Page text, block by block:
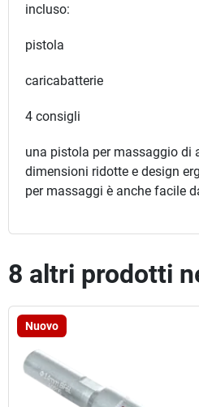
incluso:
pistola
caricabatterie
4 consigli
una pistola per massaggio di
dimensioni ridotte e design
per massaggi è anche facile
8 altri prodotti
Nuovo